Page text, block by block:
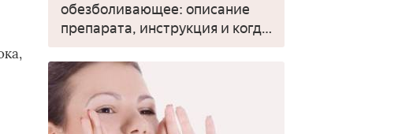
обезболивающее: описание
препарата, инструкция и когда
применять